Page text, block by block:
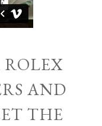
ROLEX
AND
THE